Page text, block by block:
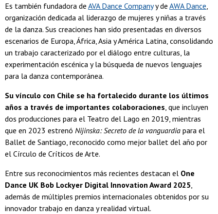
Es también fundadora de AVA Dance Companyy de AWA Dance,
organización dedicada al liderazgo de mujeres y niñas a través
de la danza. Sus creaciones han sido presentadas en diversos
escenarios de Europa, África, Asia y América Latina, consolidando
un trabajo caracterizado por el diálogo entre culturas, la
experimentación escénica y la búsqueda de nuevos lenguajes
para la danza contemporánea.
Su vínculo con Chile se ha fortalecido durante los últimos
años a través de importantes colaboraciones, que incluyen
dos producciones para el Teatro del Lago en 2019, mientras
que en 2023 estrenó Nijinska: Secreto de la vanguardia para el
Ballet de Santiago, reconocido como mejor ballet del año por
el Círculo de Críticos de Arte.
Entre sus reconocimientos más recientes destacan el One
Dance UK Bob Lockyer Digital Innovation Award 2025,
además de múltiples premios internacionales obtenidos por su
innovador trabajo en danza y realidad virtual.